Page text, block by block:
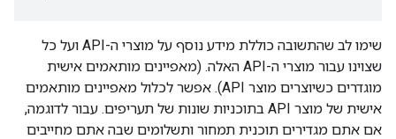
שימו לב שהתשובה כוללת מידע נוסף על מוצרי ה-API ועל כל
שצוינו עבור מוצרי ה-API האלה. (מאפיינים מותאמים אישית
מוגדרים כשיוצרים מוצר API). אפשר לכלול מאפיינים מותאמים
אישית של מוצר API בתוכניות שונות של תעריפים. עבור לדוגמה,
אם אתם מגדירים תוכנית תמחור ותשלומים שבה אתם מחייבים